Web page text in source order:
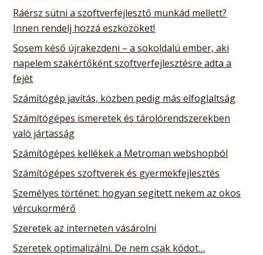
Ráérsz sütni a szoftverfejlesztő munkád mellett?
Innen rendelj hozzá eszközöket!
Sosem késő újrakezdeni – a sokoldalú ember, aki
napelem szakértőként szoftverfejlesztésre adta a
fejét
Számítógép javítás, közben pedig más elfoglaltság
Számítógépes ismeretek és tárolórendszerekben
való jártasság
Számítógépes kellékek a Metroman webshopból
Számítógépes szoftverek és gyermekfejlesztés
Személyes történet: hogyan segített nekem az okos
vércukormérő
Szeretek az interneten vásárolni
Szeretek optimalizálni. De nem csak kódot…